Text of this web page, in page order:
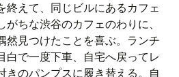
終えて、同じビルにあるカフェ
ちな渋谷のカフェのわりに、
然見つけたことを喜ぶ。ランチ
白で一度下車、自宅へ戻ってレ
きのパンプスに履き替える。自